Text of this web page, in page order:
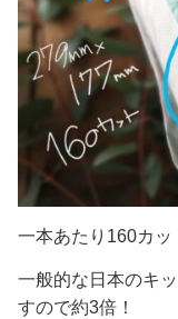
一本あたり160カッ
一般的な日本のキ
すので約3倍！